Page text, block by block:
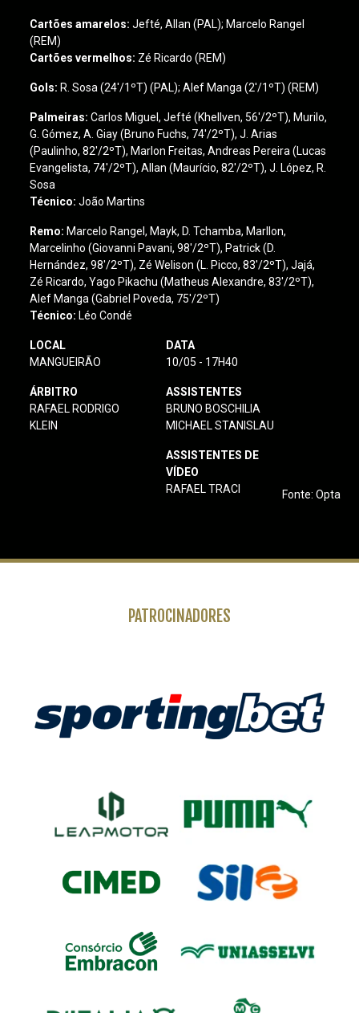
Cartões amarelos: Jefté, Allan (PAL); Marcelo Rangel
(REM)
Cartões vermelhos: Zé Ricardo (REM)
Gols: R. Sosa (24'/1ºT) (PAL); Alef Manga (2'/1ºT) (REM)
Palmeiras: Carlos Miguel, Jefté (Khellven, 56'/2ºT), Murilo,
G. Gómez, A. Giay (Bruno Fuchs, 74'/2ºT), J. Arias
(Paulinho, 82'/2ºT), Marlon Freitas, Andreas Pereira (Lucas
Evangelista, 74'/2ºT), Allan (Maurício, 82'/2ºT), J. López, R.
Sosa
Técnico: João Martins
Remo: Marcelo Rangel, Mayk, D. Tchamba, Marllon,
Marcelinho (Giovanni Pavani, 98'/2ºT), Patrick (D.
Hernández, 98'/2ºT), Zé Welison (L. Picco, 83'/2ºT), Jajá,
Zé Ricardo, Yago Pikachu (Matheus Alexandre, 83'/2ºT),
Alef Manga (Gabriel Poveda, 75'/2ºT)
Técnico: Léo Condé
LOCAL
MANGUEIRÃO
DATA
10/05 - 17H40
ÁRBITRO
RAFAEL RODRIGO
KLEIN
ASSISTENTES
BRUNO BOSCHILIA
MICHAEL STANISLAU
ASSISTENTES DE
VÍDEO
RAFAEL TRACI
Fonte: Opta
PATROCINADORES